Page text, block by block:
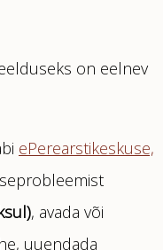
on eelnev
ePerearstikeskuse,
, avada või
uuendada